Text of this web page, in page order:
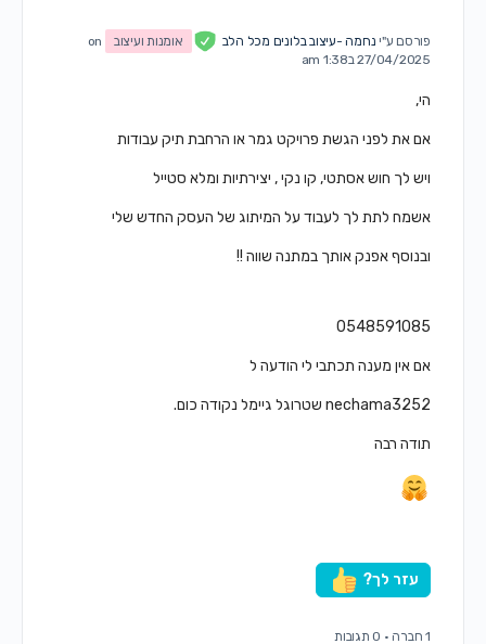
פורסם ע"ינחמה -עיצוב בלונים מכל הלב אומנות ועיצוב
on
27/04/2025 ב1:38 am
הי,
אם את לפני הגשת פרויקט גמר או הרחבת תיק עבודות
ויש לך חוש אסתטי, קו נקי , יצירתיות ומלא סטייל
אשמח לתת לך לעבוד על המיתוג של העסק החדש שלי
ובנוסף אפנק אותך במתנה שווה !!
0548591085
אם אין מענה תכתבי לי הודעה ל
nechama3252 שטרוגל גיימל נקודה כום.
תודה רבה
עזר לך?
· 0 תגובות